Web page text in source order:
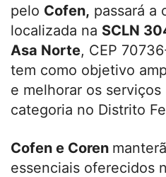
pelo Cofen, passará a
localizada na SCLN
Asa Norte, CEP
tem como objetivo
e melhorar os serviços
categoria no Distrito
Cofen e Coren
essenciais oferecidos